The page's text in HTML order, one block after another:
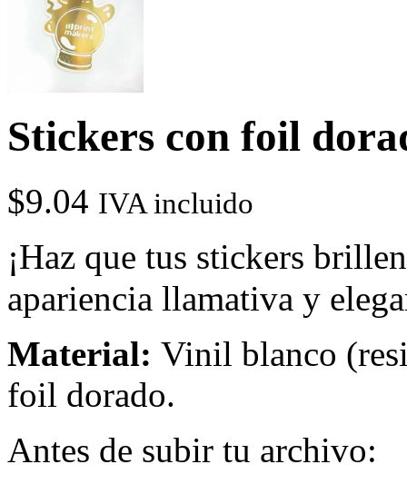
Stickers con foil
$9.04 IVA incluido
¡Haz que tus stickers
apariencia llamativa y
Material: Vinil blanco
foil dorado.
Antes de subir tu archivo: